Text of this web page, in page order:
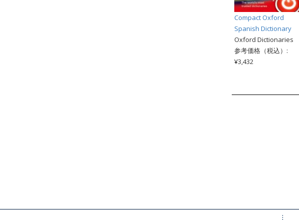
Compact Oxford
Spanish Dictionary
Oxford Dictionaries
参考価格（税込）:
¥3,432